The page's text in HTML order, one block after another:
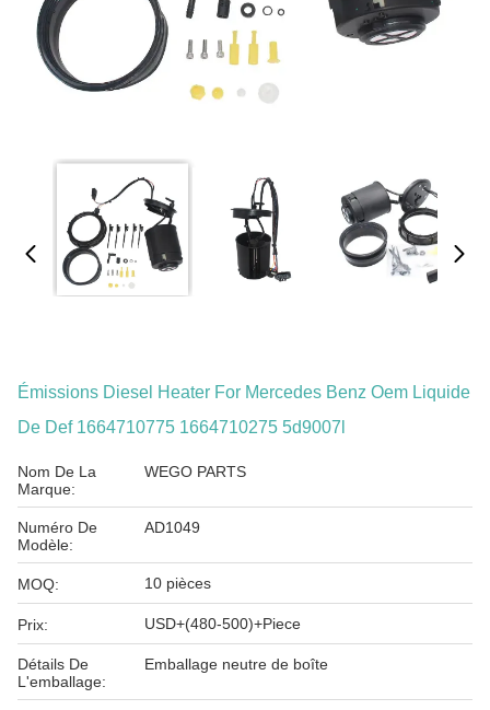
Émissions Diesel Heater For Mercedes Benz Oem Liquide
De Def 1664710775 1664710275 5d9007l
Nom De La
Marque:
WEGO PARTS
Numéro De
Modèle:
AD1049
MOQ: 10 pièces
Prix: USD+(480-500)+Piece
Détails De
L'emballage:
Emballage neutre de boîte